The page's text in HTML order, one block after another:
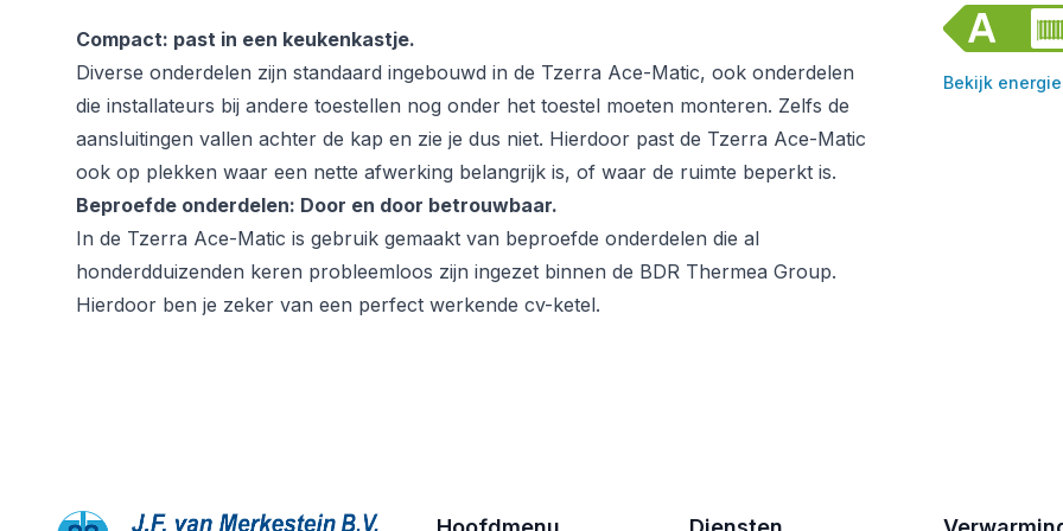
Bekijk
Compact: past in een keukenkastje.
Diverse onderdelen zijn standaard ingebouwd in de Tzerra Ace-Matic, ook onderdelen
die installateurs bij andere toestellen nog onder het toestel moeten monteren. Zelfs de
aansluitingen vallen achter de kap en zie je dus niet. Hierdoor past de Tzerra Ace-Matic
ook op plekken waar een nette afwerking belangrijk is, of waar de ruimte beperkt is.
Beproefde onderdelen: Door en door betrouwbaar.
In de Tzerra Ace-Matic is gebruik gemaakt van beproefde onderdelen die al
honderdduizenden keren probleemloos zijn ingezet binnen de BDR Thermea Group.
Hierdoor ben je zeker van een perfect werkende cv-ketel.